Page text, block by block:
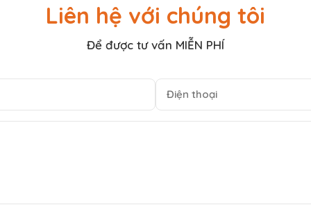
Liên hệ với chúng tôi
Để được tư vấn MIỄN PHÍ